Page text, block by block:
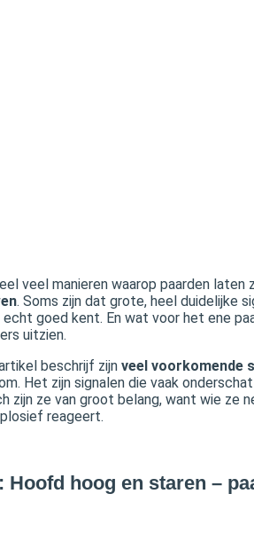
veel manieren waarop paarden laten
. Soms zijn dat grote, heel duidelijke
goed kent. En wat voor het ene
uitzien.
beschrijf zijn veel voorkomende
Het zijn signalen die vaak
zijn ze van groot belang, want wie
reageert.
Hoofd hoog en staren –